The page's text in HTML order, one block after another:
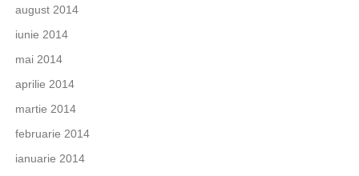
august 2014
iunie 2014
mai 2014
aprilie 2014
martie 2014
februarie 2014
ianuarie 2014